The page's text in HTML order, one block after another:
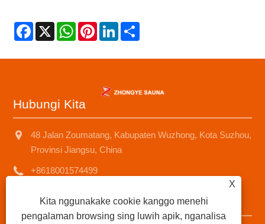
Facebook
X WhatsApp
PinterestLinkedIn
Hubungi Kita
48 Jalan Zoumatang, Kabupaten Wuzhong, Kota Suzhou,
Provinsi Jiangsu, China
+8618001574499
X
Kita nggunakake cookie kanggo menehi
pengalaman browsing sing luwih apik, nganalisa